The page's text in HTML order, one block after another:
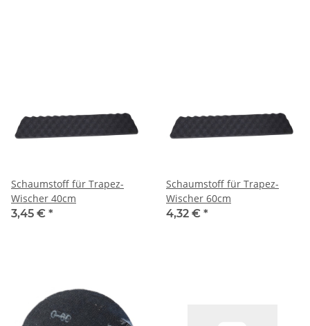
Schaumstoff für Trapez-
Wischer 40cm
3,45 € *
Schaumstoff für Trapez-
Wischer 60cm
4,32 € *